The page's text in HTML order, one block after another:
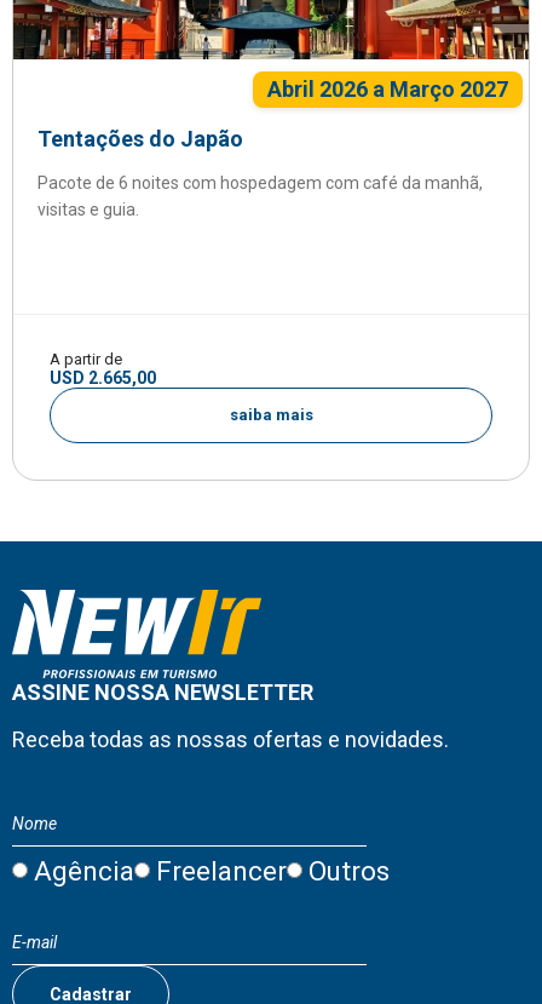
Abril 2026 a Março 2027
Tentações do Japão
Pacote de 6 noites com hospedagem com café da manhã,
visitas e guia.
A partir de
USD 2.665,00
saiba mais
ASSINE NOSSA NEWSLETTER
Receba todas as nossas ofertas e novidades.
Agência Freelancer Outros